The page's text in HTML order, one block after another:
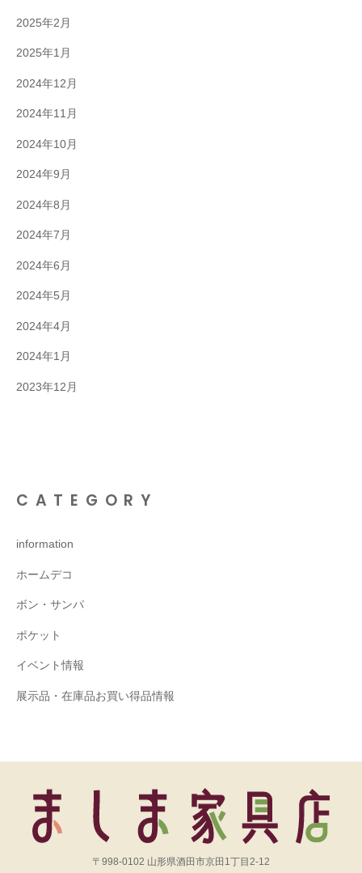
2025年2月
2025年1月
2024年12月
2024年11月
2024年10月
2024年9月
2024年8月
2024年7月
2024年6月
2024年5月
2024年4月
2024年1月
2023年12月
CATEGORY
information
ホームデコ
ボン・サンパ
ポケット
イベント情報
展示品・在庫品お買い得品情報
〒998-0102 山形県酒田市京田1丁目2-12